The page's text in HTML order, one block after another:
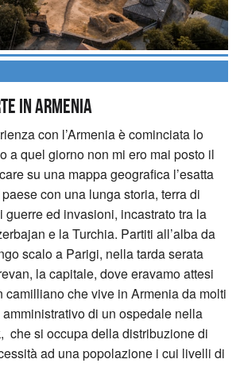
in Armenia
con l’Armenia è cominciata lo
a quel giorno non mi ero mai posto il
su una mappa geografica l’esatta
con una lunga storia, terra di
guerre ed invasioni, incastrato tra la
e la Turchia. Partiti all’alba da
scalo a Parigi, nella tarda serata
la capitale, dove eravamo attesi
camilliano che vive in Armenia da molti
di un ospedale nella
che si occupa della distribuzione di
ad una popolazione i cui livelli di